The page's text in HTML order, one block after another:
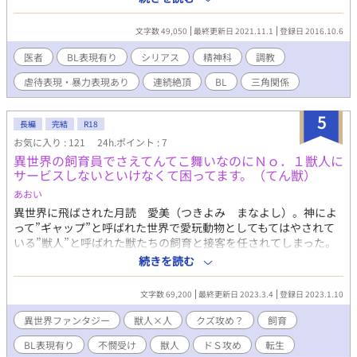
の頃、三人の男に誘拐され、二年間監禁されていた。 これは、助
け出されて十年後の話である。 三人の犯人のうちの二人は捕まっ
たが、あと一人、主犯の男がまだ捕まっていない。 そんな中、雪
成はその男と再会して…。 表紙絵:ズーちゃん
(Twitter@Zu_can61)
文字数 49,050 最終更新日 2021.11.1 登録日 2016.10.6
医者 BL表現有り シリアス 精神科
調教
虐待表現・暴力表現あり
連続絶頂 BL 三角関係
5
長編 完結 R18
お気に入り : 121 24h.ポイント : 7
異世界の飼育員でさえてんてこ舞いなのにＮｏ．１獣人に
サービスしないといけなくて困ってます。（てん獣）
あおい
異世界に飛ばされた月読 愛美（つきよみ まなよし）。神によ
って”ギャップ”と呼ばれた世界で愛玩動物としてもてはやされて
いる”獣人”と呼ばれた獣たちの飼育と接客を任されてしまった。
この世界に来て１ヶ月。少しずつ慣れてきた愛美（通称マナ）だ
が、慣れないことが１つ。 それは獣人きってのＮｏ．1ではあるが
高額すぎて落札されない、美麗ではあるが最低クズ野郎である虎
の獣人、アリッストの世話をする事。 いつもクズ呼ばわりされ挙
句の果てには”種付け”として行為を迫る絶倫獣人にマナは太刀打
ちが出来ないでいる。 最低クズだが美麗獣人と健気かつどこか闇
を持った眼鏡イケメンの異世界飼育日記が始まる。
続きを読む
文字数 69,200 最終更新日 2023.3.4 登録日 2023.1.10
異世界ファンタジー 獣人×人 クズ攻め？
飼育
BL表現有り
不憫受け 獣人 ドＳ攻め 転生